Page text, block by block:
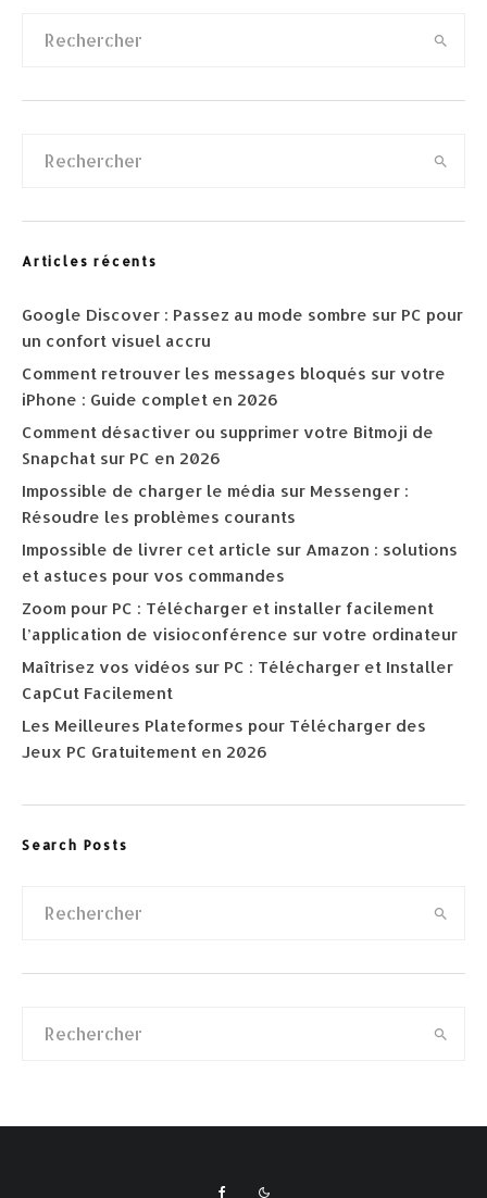
Articles récents
Google Discover : Passez au mode sombre sur PC pour
un confort visuel accru
Comment retrouver les messages bloqués sur votre
iPhone : Guide complet en 2026
Comment désactiver ou supprimer votre Bitmoji de
Snapchat sur PC en 2026
Impossible de charger le média sur Messenger :
Résoudre les problèmes courants
Impossible de livrer cet article sur Amazon : solutions
et astuces pour vos commandes
Zoom pour PC : Télécharger et installer facilement
l’application de visioconférence sur votre ordinateur
Maîtrisez vos vidéos sur PC : Télécharger et Installer
CapCut Facilement
Les Meilleures Plateformes pour Télécharger des
Jeux PC Gratuitement en 2026
Search Posts